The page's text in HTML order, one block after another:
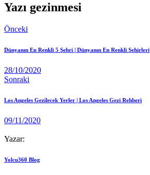
Yazı gezinmesi
Önceki
Dünyanın En Renkli 5 Şehri | Dünyanın En Renkli Şehirleri
28/10/2020
Sonraki
Los Angeles Gezilecek Yerler | Los Angeles Gezi Rehberi
09/11/2020
Yazar:
Yolcu360 Blog